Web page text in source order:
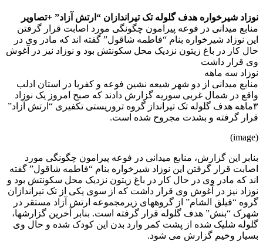
نوزاد شیرخواره هدف گلوله تک تیراندازان “ارتش آزاد” +تصاویر
منابع میدانی در فوعه پیرامون چگونگی مورد اصابت قرار گرفتن
این نوزاد شیرخواره بنام “فاطمه شاقول” گفته اند که مادر وی در
حال کار در باغ زیتون نزدیک محل سکونتش بود و نوزاد نیز در آغوش
وی قرار داشت
نوزاد سه ماهه
منابع میدانی از دو شهر شیعه نشین فوعه و کفریا در استان ادلب
واقع در شمال غربی سوریه گزارش دادند که صبح امروز یک نوزاد
۳ماهه هدف گلوله تک تیرانداز گروه تروریستی تکفیری “ارتش آزاد”
قرار گرفته و بشدت مجروح شده است.
(image)
بنابر این گزارش، منابع میدانی در فوعه پیرامون چگونگی مورد
اصابت قرار گرفتن این نوزاد شیرخواره بنام “فاطمه شاقول” گفته
اند که مادر وی در حال کار در باغ زیتون نزدیک محل سکونتش بود و
نوزاد نیز در آغوش وی قرار داشت که از سوی یکی از تک تیراندازان
گروه “فیلق الشام” از گروههای زیرمجموعه ارتش آزاد مستقر در
شهرک “بنش” هدف گلوله قرار گرفته است. بنابر آخرین گزارشها،
گلوله شلیک شده از پشت کمر وارد بدن این کودک شده و حال وی
بسیار وخیم گزارش می شود.